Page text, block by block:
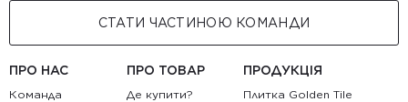
СТАТИ ЧАСТИНОЮ КОМАНДИ
ПРО НАС
Команда
ПРО ТОВАР
Де купити?
ПРОДУКЦІЯ
Плитка Golden Tile